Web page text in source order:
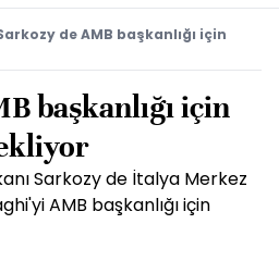
de AMB başkanlığı için
başkanlığı için
Sarkozy de İtalya Merkez
AMB başkanlığı için